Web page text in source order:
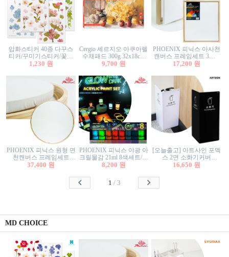
압화스티커 40종 다꾸스
티커/꾸미기스티커/꽃스
티커/압화꽃책갈피/팬시
1,230 원
Cergio 세르지오 아쿠아렐
수채패드 300g 32x18cm
12매 1면제본
9,700 원
PHOENIX 피닉스 아사천
캔버스 프레임세트 3호F
27.3x22cm 캔버스와 올림
17,200 원
PHOENIX 피닉스 원형 면
천캔버스 프레임세트
40cm/원형캔버스/플로팅
37,400 원
PHOENIX 피닉스 야광 아
크릴물감 21ml 8색세트/야
광물감
8,200 원
[오늘출고] 아트사인 포멕
스 2면 소화기커버
1470/1471/소화기커버/소
함/소화기거치대/소화기
16,650 원
1 / 3
MD CHOICE